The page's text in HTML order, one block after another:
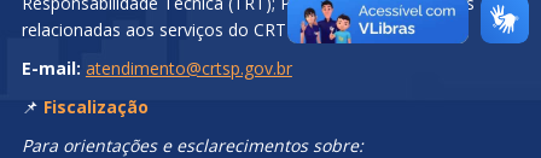
relacionadas aos serviços do CRT-SP.
E-mail: atendimento@crtsp.gov.br
📌 Fiscalização
Para orientações e esclarecimentos sobre: